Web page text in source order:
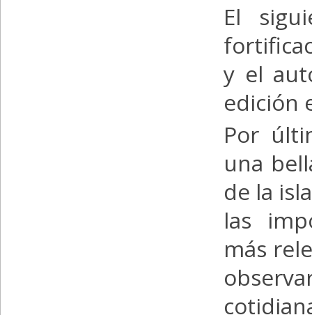
El
y el
edición
Por
una
de la
las
más